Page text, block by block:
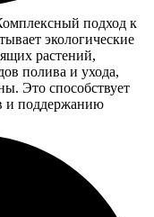
подход к
экологические
растений,
полива и ухода,
Это способствует
и поддержанию